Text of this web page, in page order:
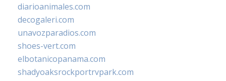
diarioanimales.com
decogaleri.com
unavozparadios.com
shoes-vert.com
elbotanicopanama.com
shadyoaksrockportrvpark.com